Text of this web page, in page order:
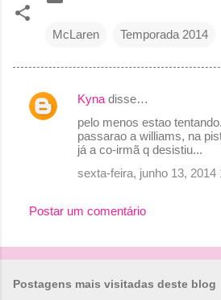
McLaren Temporada 2014
C
i
Kyna disse…
pelo menos estao
passarao a williams, na
já a co-irmã q desistiu...
sexta-feira, junho 13, 2014
Postar um comentário
Postagens mais visitadas deste blog